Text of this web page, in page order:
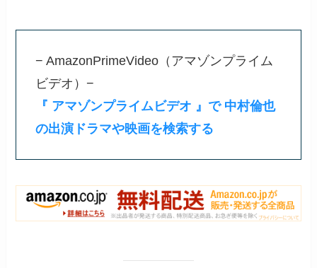
− AmazonPrimeVideo（アマゾンプライム
ビデオ）−
『 アマゾンプライムビデオ 』で 中村倫也
の出演ドラマや映画を検索する